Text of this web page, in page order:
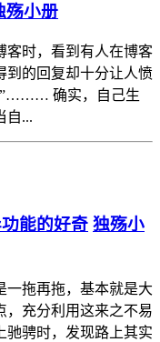
殇小册
客时，看到有人在博客
到的回复却十分让人愤
”……… 确实，自己生
自...
能的好奇 独殇小
一拖再拖，基本就是大
充分利用这来之不易
驰骋时，发现路上其实